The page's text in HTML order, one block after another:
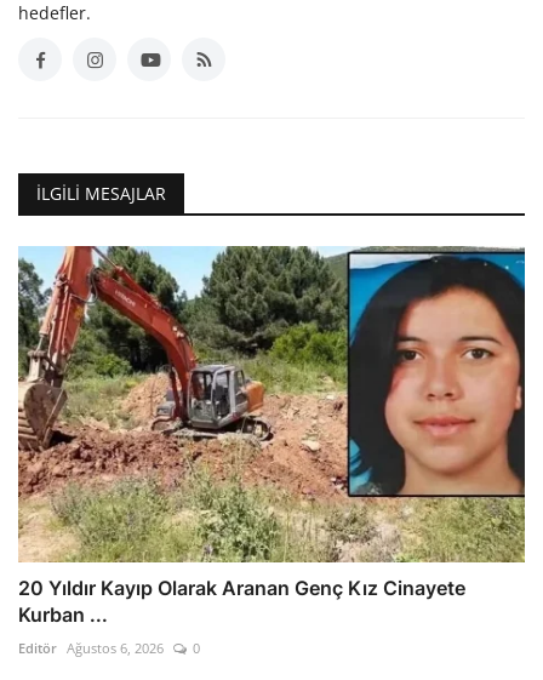
hedefler.
İLGILI MESAJLAR
20 Yıldır Kayıp Olarak Aranan Genç Kız Cinayete
Kurban ...
Editör Ağustos 6, 2026 0